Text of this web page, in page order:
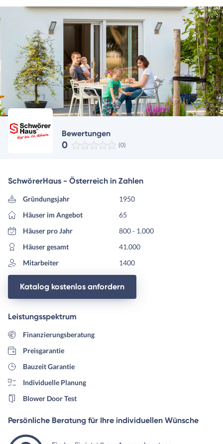
Bewertungen
0 (0)
SchwörerHaus - Österreich in Zahlen
Gründungsjahr
1950
Häuser im Angebot
65
Häuser pro Jahr
800 - 1.000
Häuser gesamt
41.000
Mitarbeiter
1400
Katalog kostenlos anfordern
Leistungsspektrum
Finanzierungsberatung
Preisgarantie
Bauzeit Garantie
Individuelle Planung
Blower Door Test
Persönliche Beratung für Ihre individuellen Wünsche